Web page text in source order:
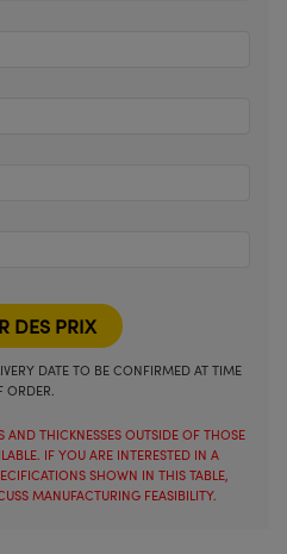
DATE TO BE CONFIRMED AT TIME
ORDER.
AND THICKNESSES OUTSIDE OF THOSE
IF YOU ARE INTERESTED IN A
SHOWN IN THIS TABLE,
MANUFACTURING FEASIBILITY.